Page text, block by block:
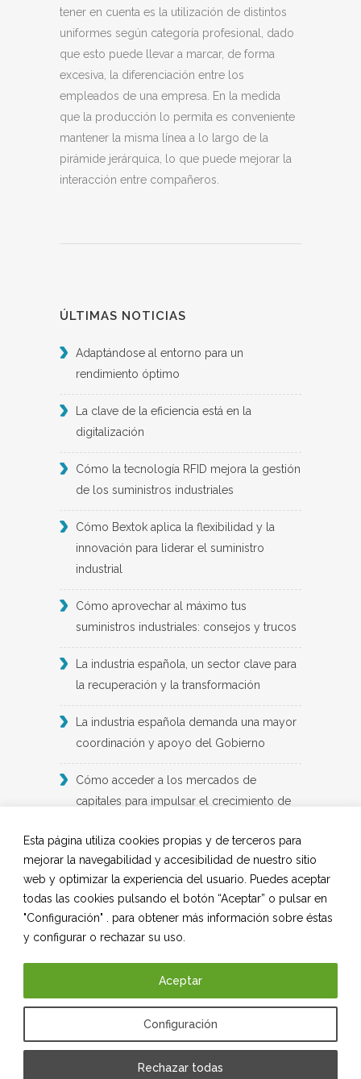
Esta página utiliza cookies propias y de terceros para
mejorar la navegabilidad y accesibilidad de nuestro sitio
web y optimizar la experiencia del usuario. Puedes aceptar
todas las cookies pulsando el botón “Aceptar” o pulsar en
"Configuración" . para obtener más información sobre éstas
y configurar o rechazar su uso.
Configuración
Rechazar todas
Aceptar
tener en cuenta es la utilización de distintos
uniformes según categoría profesional, dado
que esto puede llevar a marcar, de forma
excesiva, la diferenciación entre los
empleados de una empresa. En la medida
que la producción lo permita es conveniente
mantener la misma línea a lo largo de la
pirámide jerárquica, lo que puede mejorar la
interacción entre compañeros.
ÚLTIMAS NOTICIAS
Adaptándose al entorno para un
rendimiento óptimo
La clave de la eficiencia está en la
digitalización
Cómo la tecnología RFID mejora la gestión
de los suministros industriales
Cómo Bextok aplica la flexibilidad y la
innovación para liderar el suministro
industrial
Cómo aprovechar al máximo tus
suministros industriales: consejos y trucos
La industria española, un sector clave para
la recuperación y la transformación
La industria española demanda una mayor
coordinación y apoyo del Gobierno
Cómo acceder a los mercados de
capitales para impulsar el crecimiento de
BME y Deloitte
2024: un año de ‘indefinición’ para el
suministro industrial
Demanda laboral en la industria futura
SÍGUENOS EN REDES SOCIALES
LinkedIn
Instagram